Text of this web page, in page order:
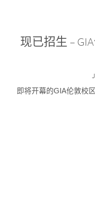
现已招生 –
即将开幕的GIA伦敦校